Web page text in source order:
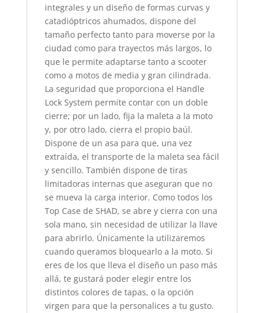
integrales y un diseño de formas curvas y
catadióptricos ahumados, dispone del
tamaño perfecto tanto para moverse por la
ciudad como para trayectos más largos, lo
que le permite adaptarse tanto a scooter
como a motos de media y gran cilindrada.
La seguridad que proporciona el Handle
Lock System permite contar con un doble
cierre; por un lado, fija la maleta a la moto
y, por otro lado, cierra el propio baúl.
Dispone de un asa para que, una vez
extraída, el transporte de la maleta sea fácil
y sencillo. También dispone de tiras
limitadoras internas que aseguran que no
se mueva la carga interior. Como todos los
Top Case de SHAD, se abre y cierra con una
sola mano, sin necesidad de utilizar la llave
para abrirlo. Únicamente la utilizaremos
cuando queramos bloquearlo a la moto. Si
eres de los que lleva el diseño un paso más
allá, te gustará poder elegir entre los
distintos colores de tapas, o la opción
virgen para que la personalices a tu gusto.